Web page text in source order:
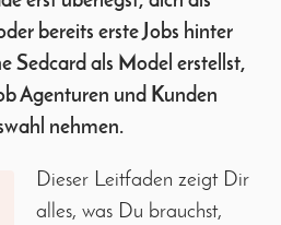
bereits erste Jobs hinter
Sedcard als Model erstellst,
Agenturen und Kunden
nehmen.
Dieser Leitfaden zeigt Dir
alles, was Du brauchst,